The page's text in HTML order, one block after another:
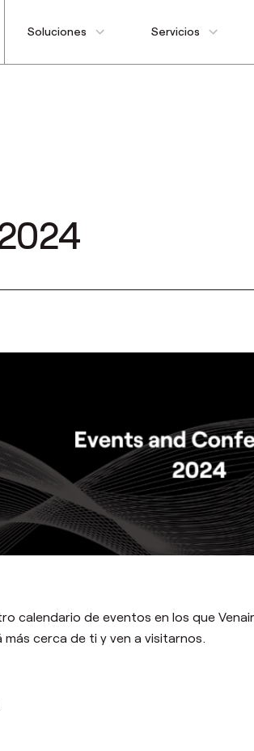
Soluciones Servicios
calendario de eventos en los que
cerca de ti y ven a visitarnos.